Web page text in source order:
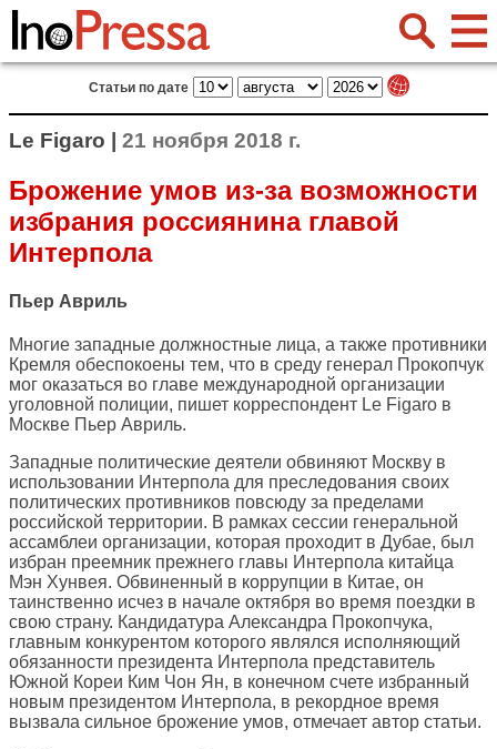
Статьи по дате
Le Figaro | 21 ноября 2018 г.
Брожение умов из-за возможности
избрания россиянина главой
Интерпола
Пьер Авриль
Многие западные должностные лица, а также противники
Кремля обеспокоены тем, что в среду генерал Прокопчук
мог оказаться во главе международной организации
уголовной полиции, пишет корреспондент Le Figaro в
Москве Пьер Авриль.
Западные политические деятели обвиняют Москву в
использовании Интерпола для преследования своих
политических противников повсюду за пределами
российской территории. В рамках сессии генеральной
ассамблеи организации, которая проходит в Дубае, был
избран преемник прежнего главы Интерпола китайца
Мэн Хунвея. Обвиненный в коррупции в Китае, он
таинственно исчез в начале октября во время поездки в
свою страну. Кандидатура Александра Прокопчука,
главным конкурентом которого являлся исполняющий
обязанности президента Интерпола представитель
Южной Кореи Ким Чон Ян, в конечном счете избранный
новым президентом Интерпола, в рекордное время
вызвала сильное брожение умов, отмечает автор статьи.